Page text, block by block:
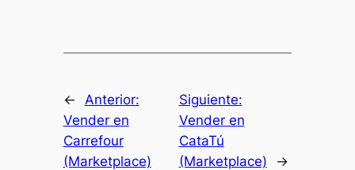
←
Anterior:
Vender en
Carrefour
(Marketplace)
Siguiente:
Vender en
CataTú
(Marketplace)
→